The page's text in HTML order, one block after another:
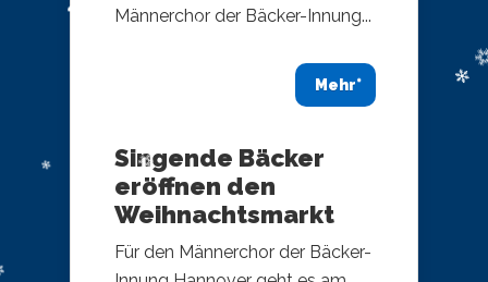
Männerchor der Bäcker-Innung...
Mehr
Singende Bäcker
eröffnen den
Weihnachtsmarkt
Für den Männerchor der Bäcker-